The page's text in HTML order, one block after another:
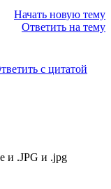
Начать новую тему
Ответить на тему
и .JPG и .jpg